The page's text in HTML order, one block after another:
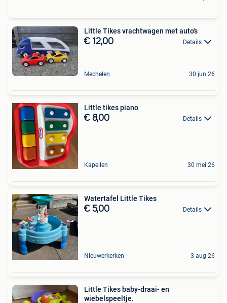
Little Tikes vrachtwagen met auto's
€ 12,00 Details
Mechelen 30 jun 26
Little tikes piano
€ 8,00 Details
Kapellen 30 mei 26
Watertafel Little Tikes
€ 5,00 Details
Nieuwerkerken 3 aug 26
Little Tikes baby-draai- en
wiebelspeeltje.